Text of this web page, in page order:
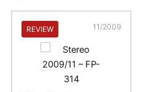
REVIEW 11/2009